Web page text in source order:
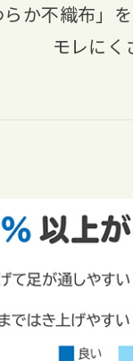
か不織布」
モレにく